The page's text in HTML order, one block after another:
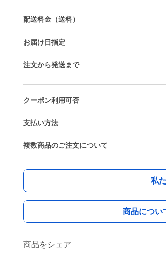
配送料金（送料）
お届け日指定
注文から発送まで
クーポン利用可否
支払い方法
複数商品のご注文について
私
商品につい
商品をシェア